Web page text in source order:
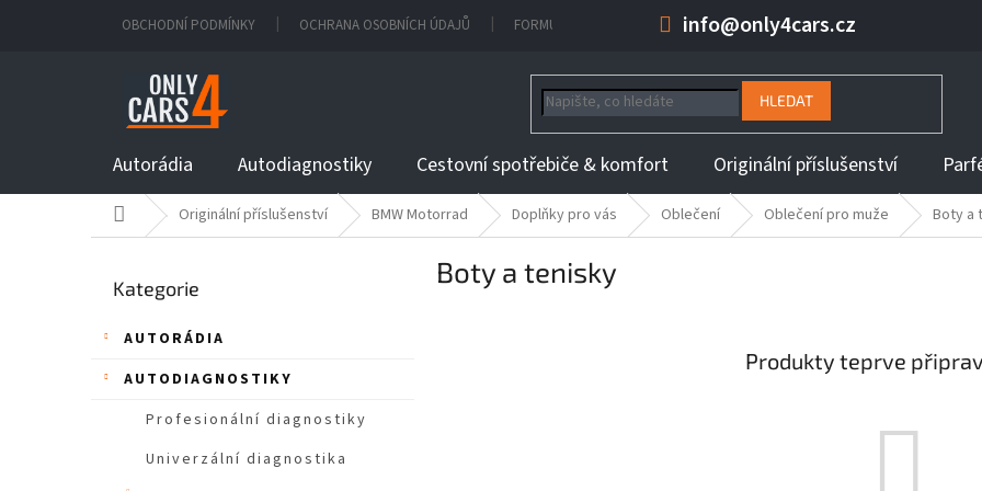
info@only4cars.cz
OBCHODNÍ PODMÍNKY OCHRANA OSOBNÍCH ÚDAJŮ FORMULÁŘ NA ODSTOUPENÍ OD KUPNÍ SMLOUVY INFORMACE K DOBĚ
HLEDAT
Autorádia Autodiagnostiky Cestovní spotřebiče & komfort Originální příslušenství
Domů Originální příslušenství BMW Motorrad Doplňky pro vás Oblečení Oblečení pro muže Boty a
kategorie
Kategorie
AUTORÁDIA
AUTODIAGNOSTIKY
Profesionální diagnostiky
Univerzální diagnostika
Boty a tenisky
Produkty teprve